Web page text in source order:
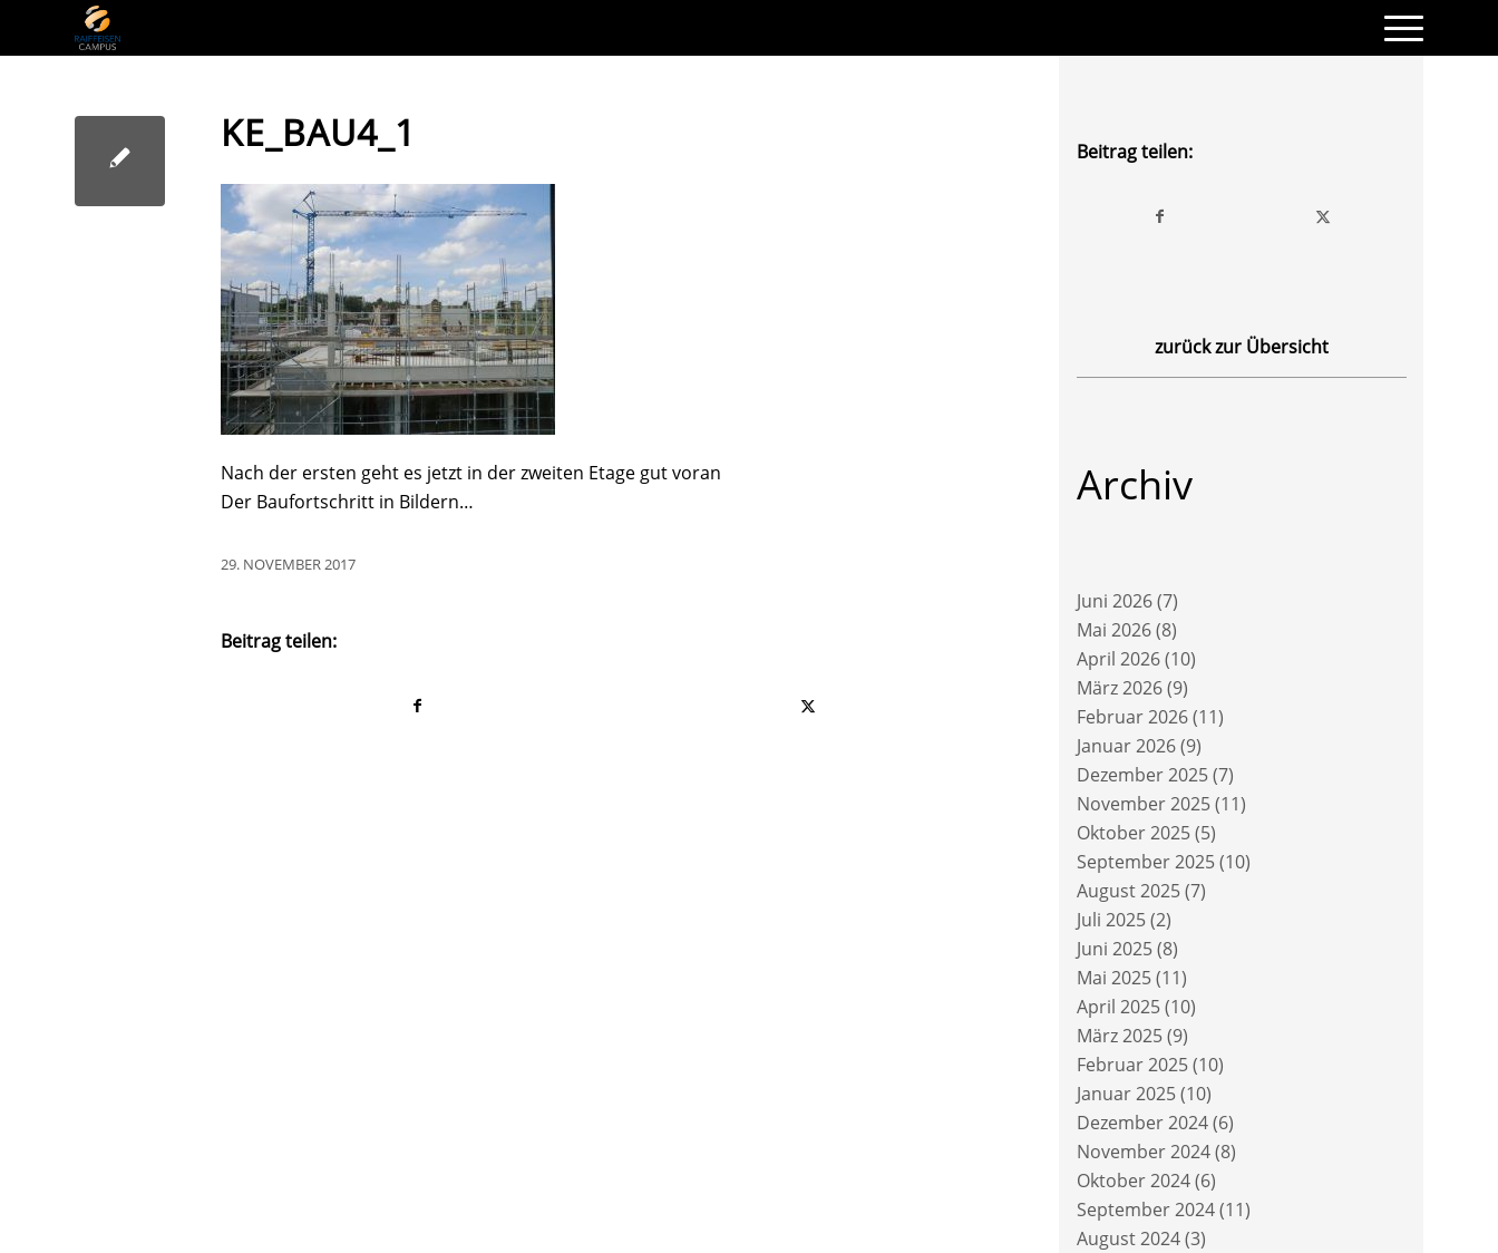
KE_BAU4_1
Nach der ersten geht es jetzt in der zweiten Etage gut voran
Der Baufortschritt in Bildern…
29. NOVEMBER 2017
Beitrag teilen:
Beitrag teilen:
zurück zur Übersicht
Archiv
Juni 2026(7)
Mai 2026(8)
April 2026(10)
März 2026(9)
Februar 2026(11)
Januar 2026(9)
Dezember 2025(7)
November 2025(11)
Oktober 2025(5)
September 2025(10)
August 2025(7)
Juli 2025(2)
Juni 2025(8)
Mai 2025(11)
April 2025(10)
März 2025(9)
Februar 2025(10)
Januar 2025(10)
Dezember 2024(6)
November 2024(8)
Oktober 2024(6)
September 2024(11)
August 2024(3)